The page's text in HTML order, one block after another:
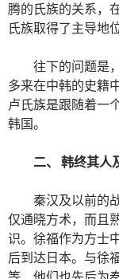
腾的氏族的关系，
氏族取得了主导地
往下的问题是
多来在中韩的史籍
卢氏族是跟随着一
韩国。
二、 韩终其人
秦汉及以前的
仅通晓方术，而且
识。徐福作为方士
后到达日本。与徐